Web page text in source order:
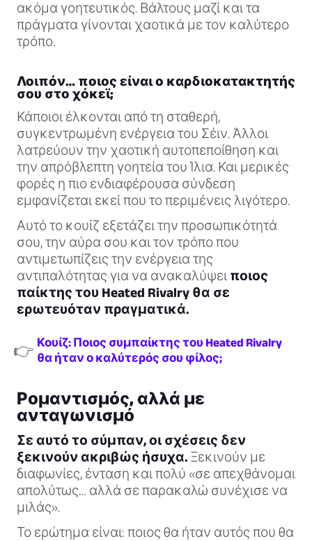
ακόμα γοητευτικός. Βάλτους μαζί και τα
πράγματα γίνονται χαοτικά με τον καλύτερο
τρόπο.
Λοιπόν… ποιος είναι ο καρδιοκατακτητής
σου στο χόκεϊ;
Κάποιοι έλκονται από τη σταθερή,
συγκεντρωμένη ενέργεια του Σέιν. Άλλοι
λατρεύουν την χαοτική αυτοπεποίθηση και
την απρόβλεπτη γοητεία του Ίλια. Και μερικές
φορές η πιο ενδιαφέρουσα σύνδεση
εμφανίζεται εκεί που το περιμένεις λιγότερο.
Αυτό το κουίζ εξετάζει την προσωπικότητά
σου, την αύρα σου και τον τρόπο που
αντιμετωπίζεις την ενέργεια της
αντιπαλότητας για να ανακαλύψει ποιος
παίκτης του Heated Rivalry θα σε
ερωτευόταν πραγματικά.
👉 Κουίζ: Ποιος συμπαίκτης του Heated Rivalry
θα ήταν ο καλύτερός σου φίλος;
Ρομαντισμός, αλλά με
ανταγωνισμό
Σε αυτό το σύμπαν, οι σχέσεις δεν
ξεκινούν ακριβώς ήσυχα. Ξεκινούν με
διαφωνίες, ένταση και πολύ «σε απεχθάνομαι
απολύτως… αλλά σε παρακαλώ συνέχισε να
μιλάς».
Το ερώτημα είναι: ποιος θα ήταν αυτός που θα